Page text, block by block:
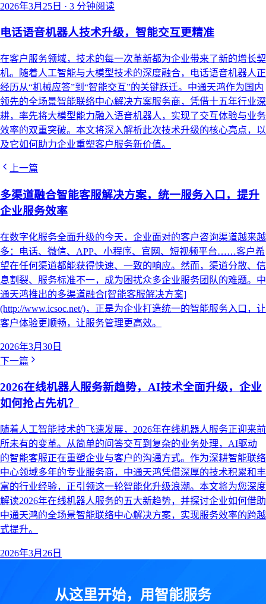
2026年3月25日 · 3 分钟阅读
电话语音机器人技术升级，智能交互更精准
在客户服务领域，技术的每一次革新都为企业带来了新的增长契
机。随着人工智能与大模型技术的深度融合，电话语音机器人正
经历从“机械应答”到“智能交互”的关键跃迁。中通天鸿作为国内
领先的全场景智能联络中心解决方案服务商，凭借十五年行业深
耕，率先将大模型能力融入语音机器人，实现了交互体验与业务
效率的双重突破。本文将深入解析此次技术升级的核心亮点，以
及它如何助力企业重塑客户服务新价值。
上一篇
多渠道融合智能客服解决方案，统一服务入口，提升
企业服务效率
在数字化服务全面升级的今天，企业面对的客户咨询渠道越来越
多：电话、微信、APP、小程序、官网、短视频平台……客户希
望在任何渠道都能获得快速、一致的响应。然而，渠道分散、信
息割裂、服务标准不一，成为困扰众多企业服务团队的难题。中
通天鸿推出的多渠道融合[智能客服解决方案]
(http://www.icsoc.net/)，正是为企业打造统一的智能服务入口，让
客户体验更顺畅，让服务管理更高效。
2026年3月30日
下一篇
2026在线机器人服务新趋势，AI技术全面升级，企业
如何抢占先机？
随着人工智能技术的飞速发展，2026年在线机器人服务正迎来前
所未有的变革。从简单的问答交互到复杂的业务处理，AI驱动
的智能客服正在重塑企业与客户的沟通方式。作为深耕智能联络
中心领域多年的专业服务商，中通天鸿凭借深厚的技术积累和丰
富的行业经验，正引领这一轮智能化升级浪潮。本文将为您深度
解读2026年在线机器人服务的五大新趋势，并探讨企业如何借助
中通天鸿的全场景智能联络中心解决方案，实现服务效率的跨越
式提升。
2026年3月26日
从这里开始，用智能服务